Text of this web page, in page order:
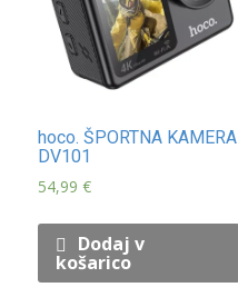
hoco. ŠPORTNA KAMERA
DV101
54,99€
Dodaj v
košarico